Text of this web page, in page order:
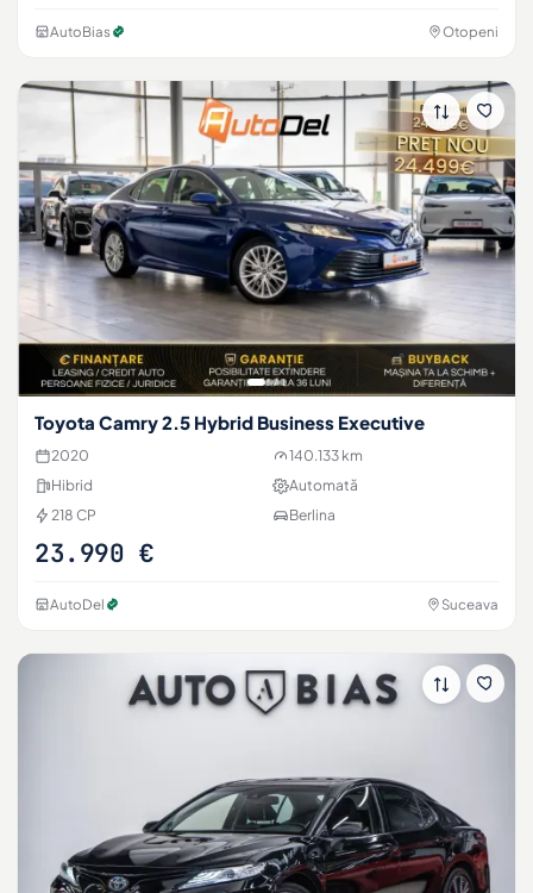
AutoBias Otopeni
Toyota Camry 2.5 Hybrid Business Executive
2020
140.133 km
Hibrid
Automată
218 CP
Berlina
23.990 €
AutoDel Suceava